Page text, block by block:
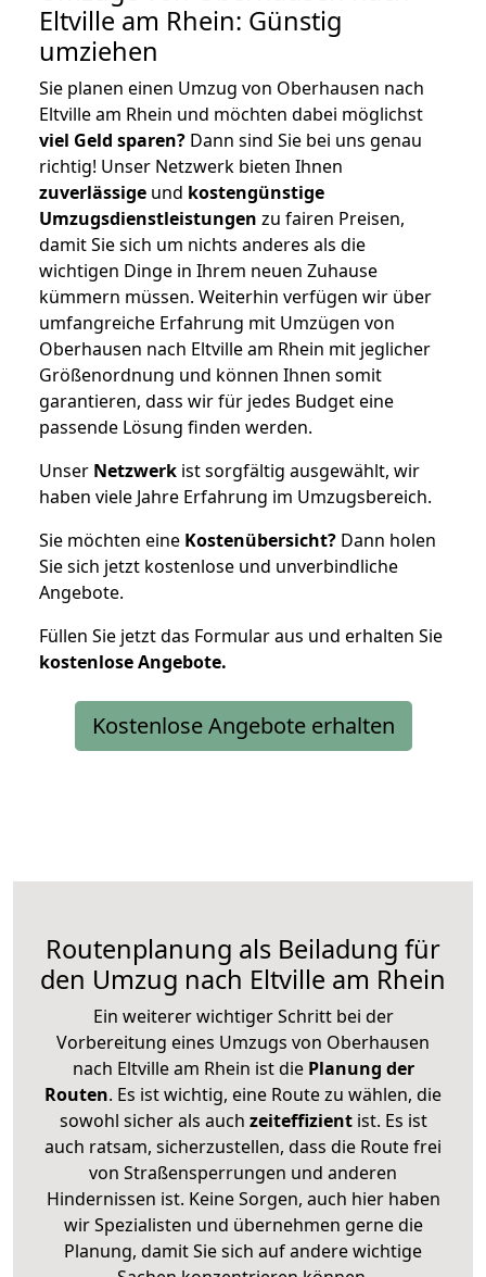
Eltville am Rhein: Günstig
umziehen
Sie planen einen Umzug von Oberhausen nach
Eltville am Rhein und möchten dabei möglichst
viel Geld sparen? Dann sind Sie bei uns genau
richtig! Unser Netzwerk bieten Ihnen
zuverlässige und kostengünstige
Umzugsdienstleistungen zu fairen Preisen,
damit Sie sich um nichts anderes als die
wichtigen Dinge in Ihrem neuen Zuhause
kümmern müssen. Weiterhin verfügen wir über
umfangreiche Erfahrung mit Umzügen von
Oberhausen nach Eltville am Rhein mit jeglicher
Größenordnung und können Ihnen somit
garantieren, dass wir für jedes Budget eine
passende Lösung finden werden.
Unser Netzwerk ist sorgfältig ausgewählt, wir
haben viele Jahre Erfahrung im Umzugsbereich.
Sie möchten eine Kostenübersicht? Dann holen
Sie sich jetzt kostenlose und unverbindliche
Angebote.
Füllen Sie jetzt das Formular aus und erhalten Sie
kostenloseAngebote.
Kostenlose Angebote erhalten
Routenplanung als Beiladung für
den Umzug nach Eltville am Rhein
Ein weiterer wichtiger Schritt bei der
Vorbereitung eines Umzugs von Oberhausen
nach Eltville am Rhein ist diePlanung der
Routen. Es ist wichtig, eine Route zu wählen, die
sowohl sicher als auch zeiteffizientist. Es ist
auch ratsam, sicherzustellen, dass die Route frei
von Straßensperrungen und anderen
Hindernissen ist. Keine Sorgen, auch hier haben
wir Spezialisten und übernehmen gerne die
Planung, damit Sie sich auf andere wichtige